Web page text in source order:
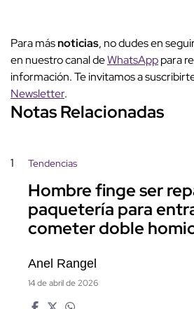
Para másnoticias, no dudes en
en nuestro canal deWhatsApppara
información. Te invitamos a
Newsletter.
Notas Relacionadas
1 Tendencias
Hombre finge ser
paquetería para
cometer doble
Anel Rangel
14 de abril de 2026